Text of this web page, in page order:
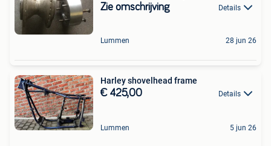
Zie omschrijving Details
Lummen 28 jun 26
Harley shovelhead frame
€ 425,00 Details
Lummen 5 jun 26